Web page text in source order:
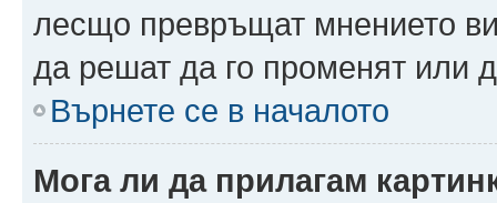
лесщо превръщат мнението
да решат да го променят или
Върнете се в началото
Мога ли да прилагам